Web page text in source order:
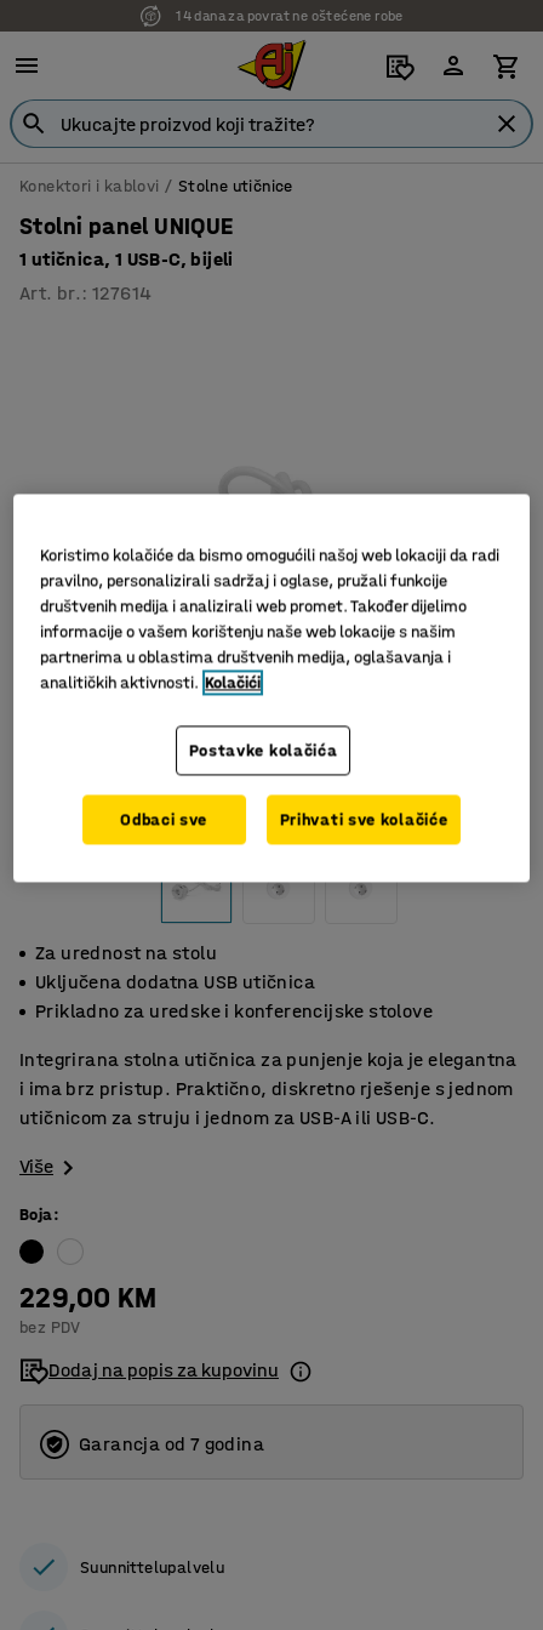
14 dana za povrat ne oštećene robe
Konektori i kablovi Stolne utičnice
Stolni panel UNIQUE
1 utičnica, 1 USB-C, bijeli
Art. br. :127614
Slični proizvodi
Za urednost na stolu
Uključena dodatna USB utičnica
Prikladno za uredske i konferencijske stolove
Integrirana stolna utičnica za punjenje koja je elegantna
i ima brz pristup. Praktično, diskretno rješenje s jednom
utičnicom za struju i jednom za USB-A ili USB-C.
Više
Boja:
229,00 KM
bez PDV
Dodaj na popis za kupovinu
Garancja od 7 godina
Suunnittelupalvelu
Koristimo kolačiće da bismo omogućili našoj web lokaciji da radi
pravilno, personalizirali sadržaj i oglase, pružali funkcije
društvenih medija i analizirali web promet. Također dijelimo
informacije o vašem korištenju naše web lokacije s našim
partnerima u oblastima društvenih medija, oglašavanja i
analitičkih aktivnosti. Kolačići
Postavke kolačića
Odbaci sve Prihvati sve kolačiće